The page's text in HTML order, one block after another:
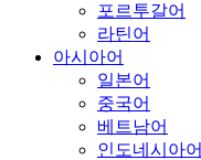
포르투갈어
라틴어
아시아어
일본어
중국어
베트남어
인도네시아어